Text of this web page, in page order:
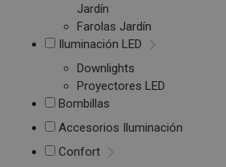
Jardín
Farolas Jardín
Iluminación LED
Downlights
Proyectores LED
Bombillas
Accesorios Iluminación
Confort